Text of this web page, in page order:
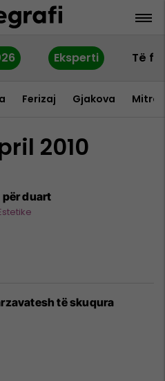
Eksperti Të
Ferizaj Gjakova
2010
për duart
të skuqura